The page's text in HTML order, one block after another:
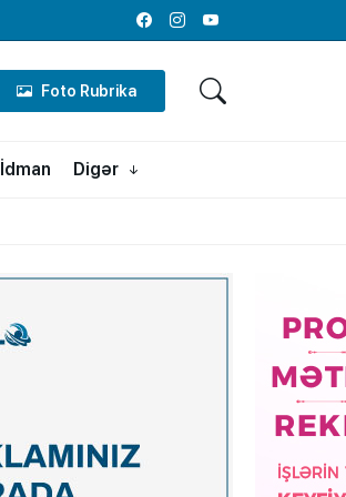
FacebookInstagramYoutube
Foto Rubrika
İdman Digər